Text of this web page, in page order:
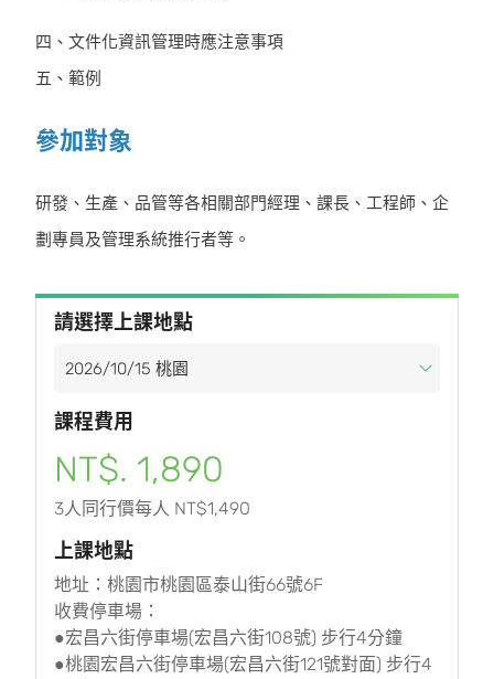
四、文件化資訊管理時應注意事項
五、範例
參加對象
研發、生產、品管等各相關部門經理、課長、工程師、企
劃專員及管理系統推行者等。
請選擇上課地點
課程費用
NT$. 1,890
3人同行價每人 NT$1,490
上課地點
地址：桃園市桃園區泰山街66號6F
收費停車場：
●宏昌六街停車場(宏昌六街108號) 步行4分鐘
●桃園宏昌六街停車場(宏昌六街121號對面) 步行4